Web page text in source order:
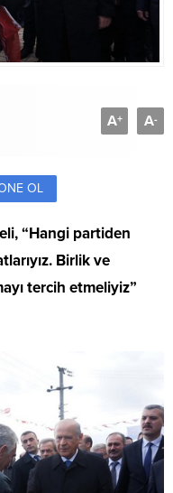
A+ A-
OL
“Hangi partiden
Birlik ve
tercih etmeliyiz”